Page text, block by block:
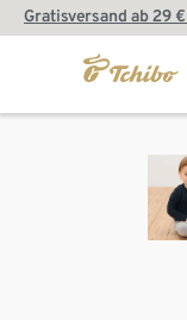
Gratisversand ab 29